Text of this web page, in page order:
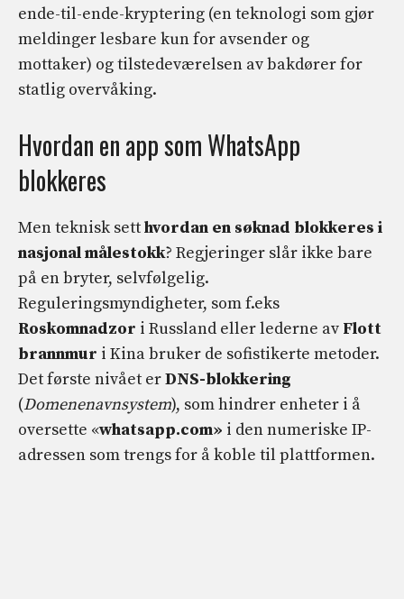
ende-til-ende-kryptering (en teknologi som gjør
meldinger lesbare kun for avsender og
mottaker) og tilstedeværelsen av bakdører for
statlig overvåking.
Hvordan en app som WhatsApp
blokkeres
Men teknisk setthvordan en søknad blokkeres i
nasjonal målestokk? Regjeringer slår ikke bare
på en bryter, selvfølgelig.
Reguleringsmyndigheter, som f.eks
Roskomnadzor i Russland eller lederne av Flott
brannmur i Kina bruker de sofistikerte metoder.
Det første nivået erDNS-blokkering
(Domenenavnsystem), som hindrer enheter i å
oversette «whatsapp.com» i den numeriske IP-
adressen som trengs for å koble til plattformen.